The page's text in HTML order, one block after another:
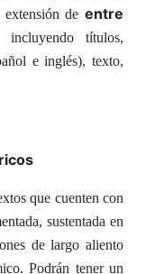
de entre
incluyendo títulos,
e inglés), texto,
que cuenten con
sustentada en
de largo aliento
Podrán tener un